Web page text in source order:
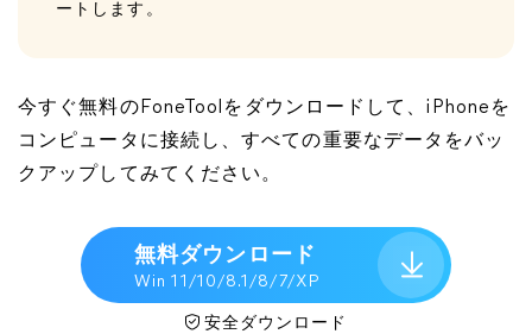
ートします。
今すぐ無料のFoneToolをダウンロードして、iPhoneを
コンピュータに接続し、すべての重要なデータをバッ
クアップしてみてください。
無料ダウンロード
Win 11/10/8.1/8/7/XP
安全ダウンロード